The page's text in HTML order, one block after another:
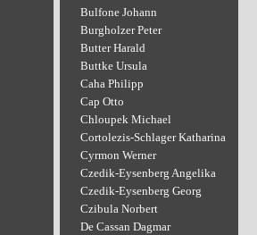
Bulfone Johann
Burgholzer Peter
Butter Harald
Buttke Ursula
Caha Philipp
Cap Otto
Chloupek Michael
Cortolezis-Schlager Katharina
Cyrmon Werner
Czedik-Eysenberg Angelika
Czedik-Eysenberg Georg
Czibula Norbert
De Cassan Dagmar